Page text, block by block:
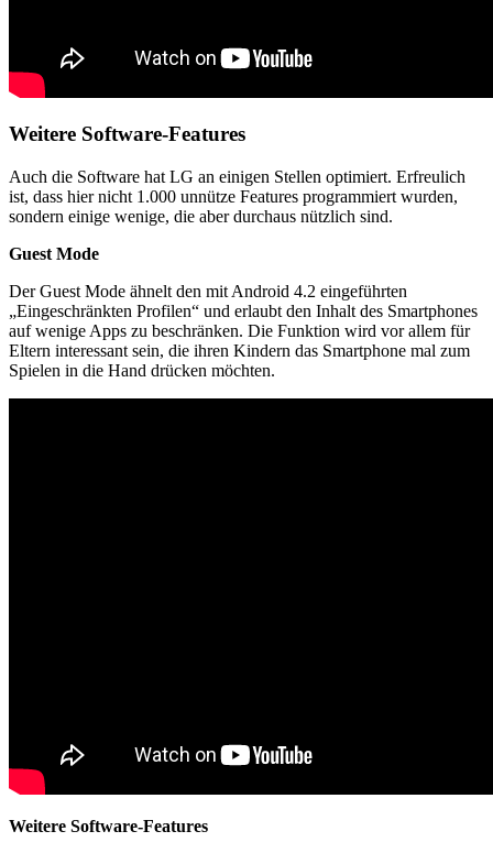
Weitere Software-Features
Auch die Software hat LG an einigen Stellen optimiert. Erfreulich
ist, dass hier nicht 1.000 unnütze Features programmiert wurden,
sondern einige wenige, die aber durchaus nützlich sind.
Guest Mode
Der Guest Mode ähnelt den mit Android 4.2 eingeführten
„Eingeschränkten Profilen“ und erlaubt den Inhalt des Smartphones
auf wenige Apps zu beschränken. Die Funktion wird vor allem für
Eltern interessant sein, die ihren Kindern das Smartphone mal zum
Spielen in die Hand drücken möchten.
Weitere Software-Features